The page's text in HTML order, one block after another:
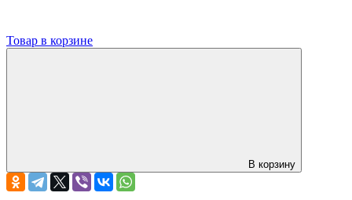
Товар в корзине
В корзину